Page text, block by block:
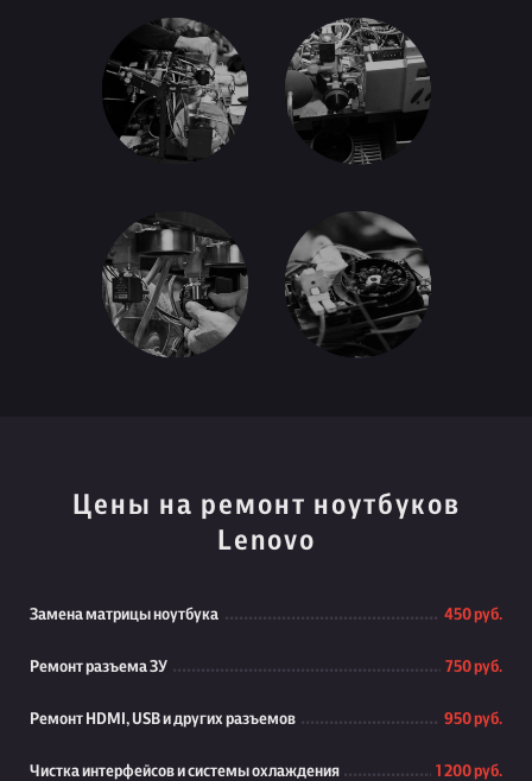
Цены на ремонт ноутбуков
Lenovo
Замена матрицы ноутбука 450 руб.
Ремонт разъема ЗУ 750 руб.
Ремонт HDMI, USB и других разъемов 950 руб.
Чистка интерфейсов и системы охлаждения 1 200 руб.